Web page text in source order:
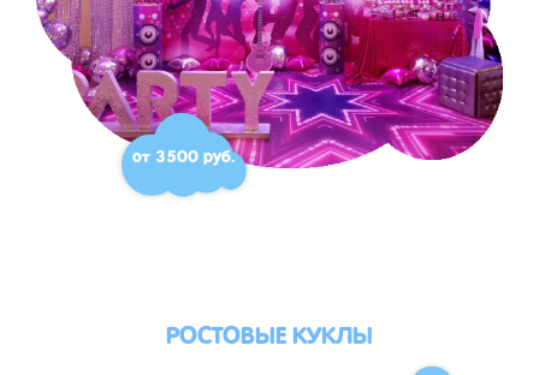
от 3500 руб.
РОСТОВЫЕ КУКЛЫ